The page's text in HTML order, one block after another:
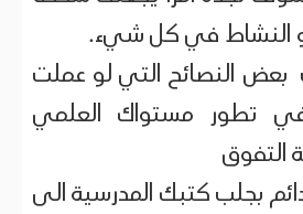
و النشاط في كل شيء.
بعض النصائح التي لو عملت
تطور مستواك العلمي
التفوق
بجلب كتبك المدرسية الى